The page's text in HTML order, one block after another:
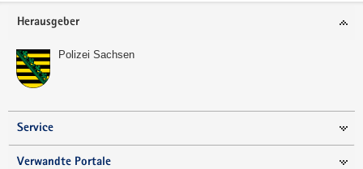
Footer-
Herausgeber
Polizei Sachsen
Service
Verwandte Portale